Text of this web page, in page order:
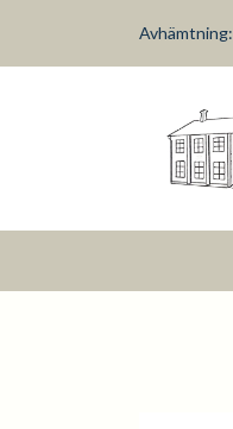
Avhämtning: